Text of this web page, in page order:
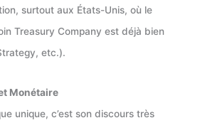
surtout aux États-Unis, où le
Treasury Company est déjà bien
etc.).
Monétaire
unique, c’est son discours très